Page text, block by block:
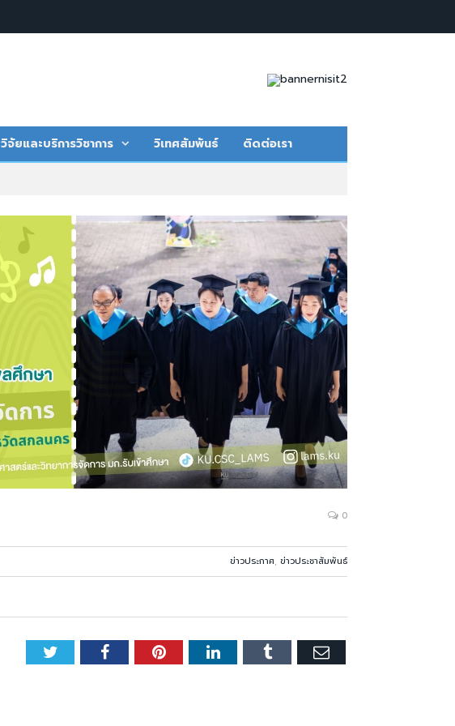
วิจัยและบริการวิชาการ วิเทศสัมพันธ์ ติดต่อเรา
0
ข่าวประกาศ, ข่าวประชาสัมพันธ์
Twitter FacebookPinterestLinkedInTumblr Email